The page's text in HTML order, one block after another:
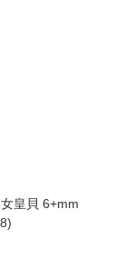
皇貝 6+mm